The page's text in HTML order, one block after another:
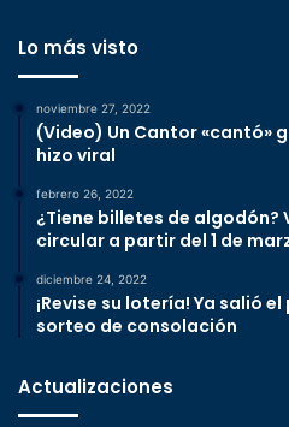
Lo más visto
noviembre 27, 2022
(Video) Un Cantor «cantó»
hizo viral
febrero 26, 2022
¿Tiene billetes de algodón?
circular a partir del 1 de
diciembre 24, 2022
¡Revise su lotería! Ya salió
sorteo de consolación
Actualizaciones